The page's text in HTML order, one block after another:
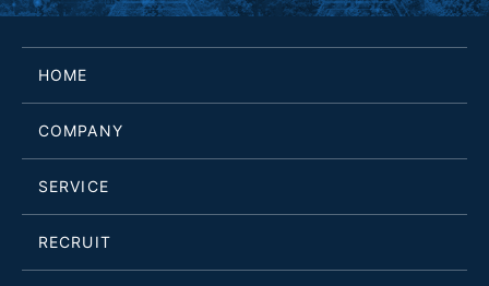
HOME
COMPANY
SERVICE
RECRUIT